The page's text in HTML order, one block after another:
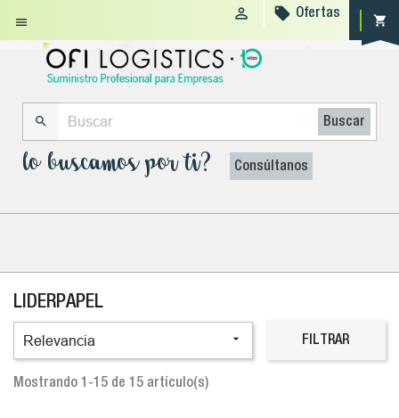
 shopping_cart
  Ofertas
 Buscar
lo buscamos por ti? Consúltanos
LIDERPAPEL
Relevancia  FILTRAR
Mostrando 1-15 de 15 artículo(s)